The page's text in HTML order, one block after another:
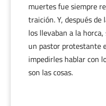
muertes fue siempre
traición. Y, después
los llevaban a la
un pastor protestante
impedirles hablar con
son las cosas.